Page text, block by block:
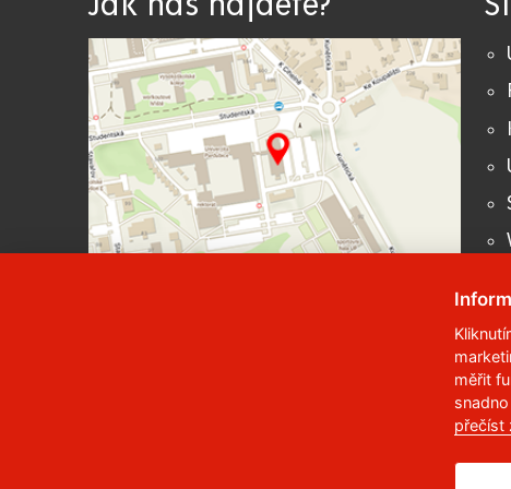
Studentská
466 036 111, 466 036 112, 466 036
měřit
přečíst